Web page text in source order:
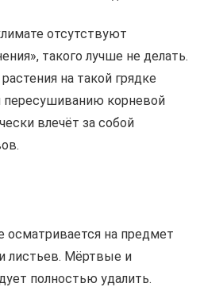
отсутствуют
такого лучше не делать.
на такой грядке
пересушиванию корневой
влечёт за собой
осматривается на предмет
листьев. Мёртвые и
полностью удалить.